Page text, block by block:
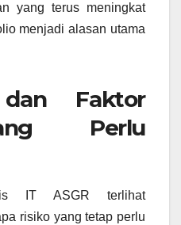
yang terus meningkat
menjadi alasan utama
Faktor
Perlu
IT ASGR terlihat
risiko yang tetap perlu